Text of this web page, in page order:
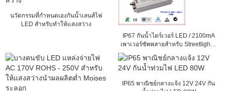
นวัตกรรมที่กำหนดเองกันน้ำเลนส์ไฟ
LED สำหรับทำให้แสงสว่าง
IP67 กันน้ำไดร์เวอร์ LED / 2100mA
เพาเวอร์ซัพพลายสำหรับ Streetlights,
ขนาด 152 x 68 x 38mm
IP65 พาณิชย์กลางแจ้ง 12V 24V กัน